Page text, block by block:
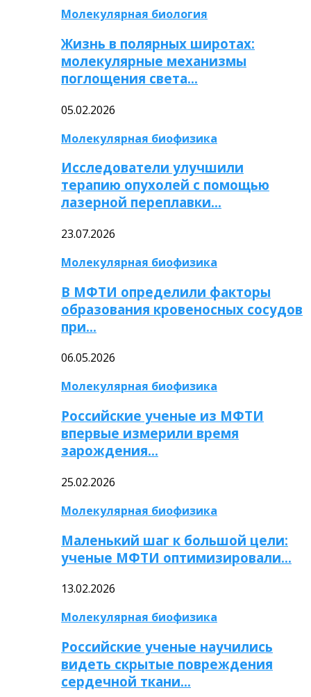
Молекулярная биология
Жизнь в полярных широтах:
молекулярные механизмы
поглощения света…
05.02.2026
Молекулярная биофизика
Исследователи улучшили
терапию опухолей с помощью
лазерной переплавки…
23.07.2026
Молекулярная биофизика
В МФТИ определили факторы
образования кровеносных сосудов
при…
06.05.2026
Молекулярная биофизика
Российские ученые из МФТИ
впервые измерили время
зарождения…
25.02.2026
Молекулярная биофизика
Маленький шаг к большой цели:
ученые МФТИ оптимизировали…
13.02.2026
Молекулярная биофизика
Российские ученые научились
видеть скрытые повреждения
сердечной ткани…